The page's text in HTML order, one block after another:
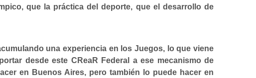
que la práctica del deporte, que el desarrollo de
una experiencia en los Juegos, lo que viene
desde este CReaR Federal a ese mecanismo de
en Buenos Aires, pero también lo puede hacer en